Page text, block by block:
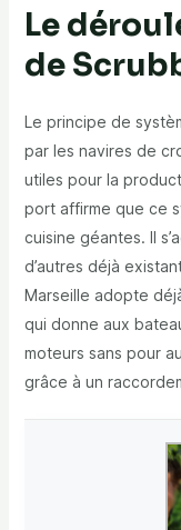
Le
de
Le principe de
par les navires de
utiles pour la
port affirme que ce
cuisine géantes. Il
d’autres déjà
Marseille adopte
qui donne aux
moteurs sans pour
grâce à un